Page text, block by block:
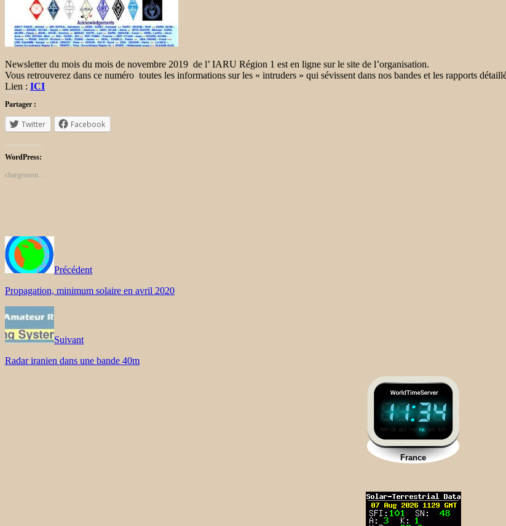
Newsletter du mois du mois de novembre 2019 de l’ IARU Région 1 est en ligne sur le site de l’organisation.
Vous retrouverez dans ce numéro toutes les informations sur les « intruders » qui sévissent dans nos bandes et les rapports
Lien : ICI
Partager :
Twitter Facebook
WordPress:
chargement…
Précédent
Propagation, minimum solaire en avril 2020
Suivant
Radar iranien dans une bande 40m